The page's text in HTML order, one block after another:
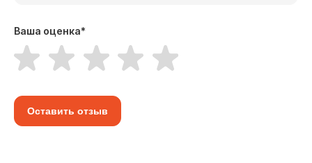
Ваша оценка*
Оставить отзыв